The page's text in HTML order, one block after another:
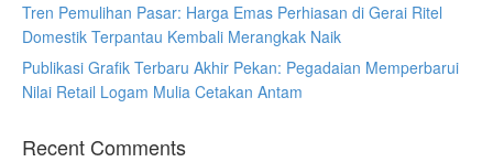
Tren Pemulihan Pasar: Harga Emas Perhiasan di Gerai Ritel
Domestik Terpantau Kembali Merangkak Naik
Publikasi Grafik Terbaru Akhir Pekan: Pegadaian Memperbarui
Nilai Retail Logam Mulia Cetakan Antam
Recent Comments